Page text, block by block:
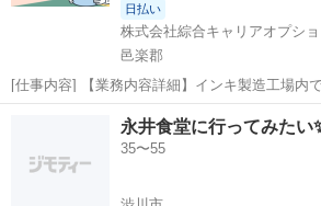
日払い
株式会社綜合キャリアオプシ
邑楽郡
[仕事内容] 【業務内容詳細】インキ製造工場内
ークリフト作業)☆ 入庫業務・トラックで入庫
フトで荷下ろし後に検品し、 倉庫へ格納。☆ 出
基づき製品や原料を検品、...
工場
永井食堂に行ってみたい
35〜55